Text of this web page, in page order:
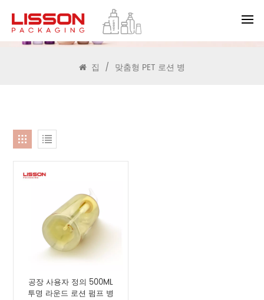
찾다
집 / 맞춤형 PET 로션 병
공장 사용자 정의 500ML
투명 라운드 로션 펌프 병